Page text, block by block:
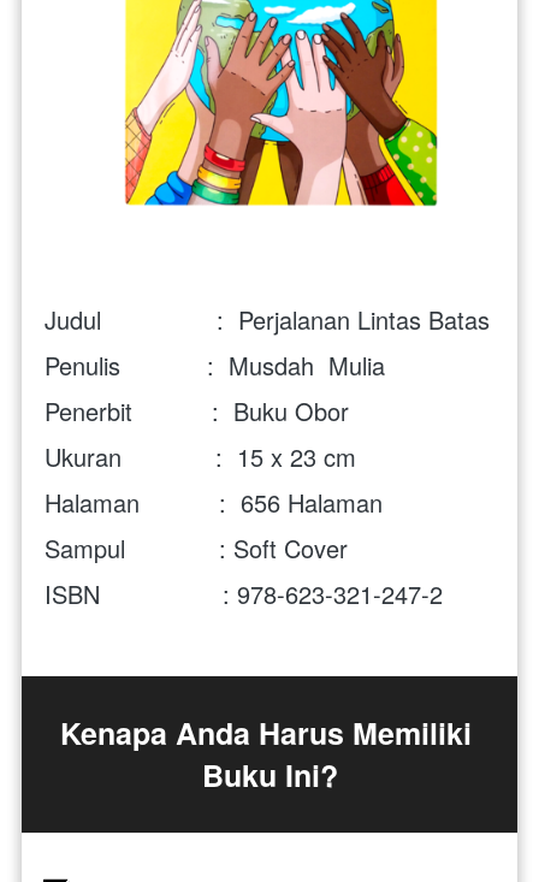
Judul                :  Perjalanan Lintas Batas
Penulis            :  Musdah  Mulia
Penerbit           :  Buku Obor
Ukuran             :  15 x 23 cm
Halaman           :  656 Halaman
Sampul             : Soft Cover
ISBN                 : 978-623-321-247-2
Kenapa Anda Harus Memiliki
Buku Ini?